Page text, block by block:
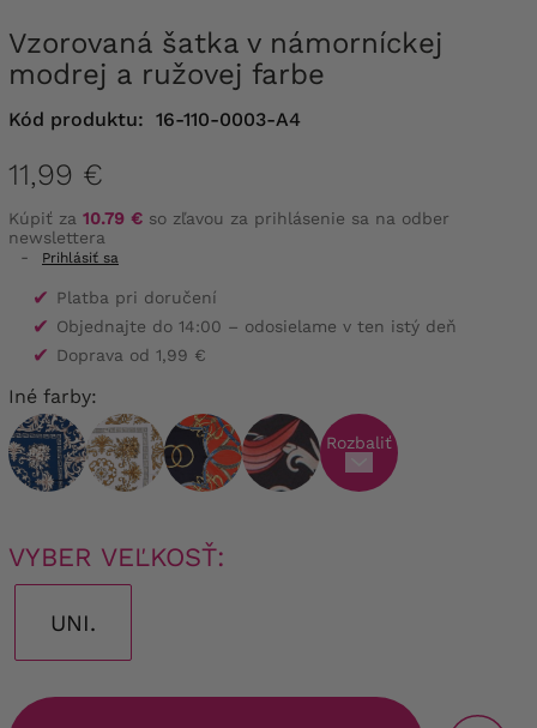
Vzorovaná šatka v námorníckej
modrej a ružovej farbe
Kód produktu: 16-110-0003-A4
11,99 €
Kúpiť za 10.79 € so zľavou za prihlásenie sa na odber
newslettera
-
Prihlásiť sa
✔ Platba pri doručení
✔ Objednajte do 14:00 – odosielame v ten istý deň
✔ Doprava od 1,99 €
Iné farby:
Rozbaliť
VYBER VEĽKOSŤ:
UNI.